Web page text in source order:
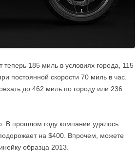
185 миль в условиях города, 115
постоянной скорости 70 миль в час.
до 462 миль по городу или 236
В прошлом году компании удалось
на $400. Впрочем, можете
образца 2013.